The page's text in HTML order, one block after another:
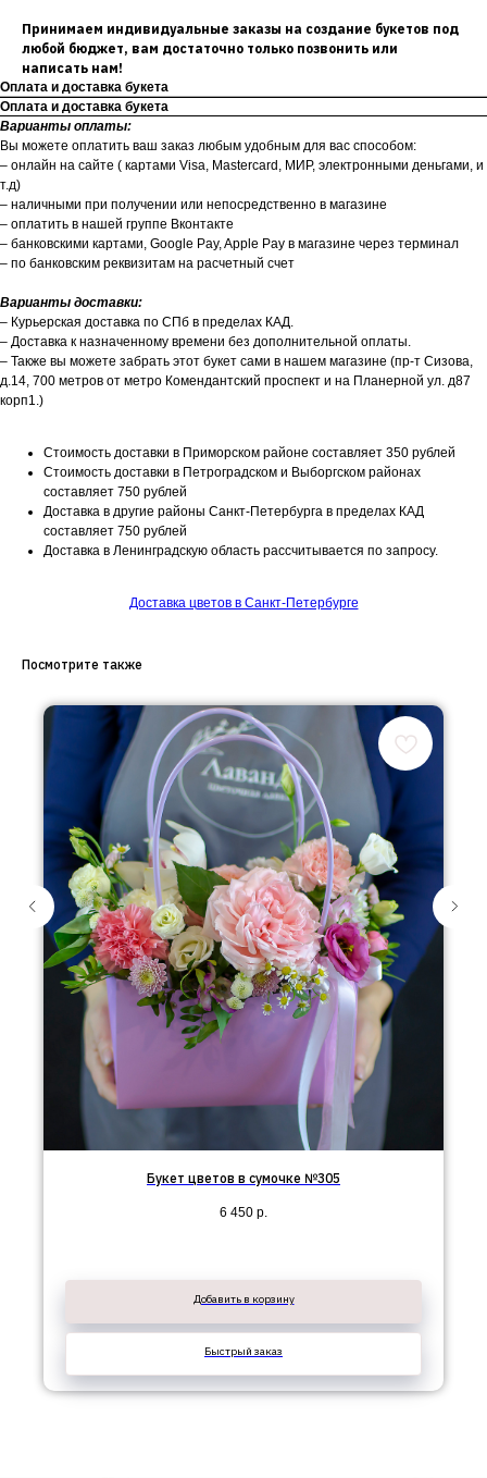
Принимаем индивидуальные заказы на создание букетов под
любой бюджет, вам достаточно только позвонить или
написать нам!
Оплата и доставка букета
Оплата и доставка букета
Варианты оплаты:
Вы можете оплатить ваш заказ любым удобным для вас способом:
– онлайн на сайте ( картами Visa, Mastercard, МИР, электронными деньгами, и
т.д)
– наличными при получении или непосредственно в магазине
– оплатить в нашей группе Вконтакте
– банковскими картами, Google Pay, Apple Pay в магазине через терминал
– по банковским реквизитам на расчетный счет
Варианты доставки:
– Курьерская доставка по СПб в пределах КАД.
– Доставка к назначенному времени без дополнительной оплаты.
– Также вы можете забрать этот букет сами в нашем магазине (пр-т Сизова,
д.14, 700 метров от метро Комендантский проспект и на Планерной ул. д87
корп1.)
Стоимость доставки в Приморском районе составляет 350 рублей
Стоимость доставки в Петроградском и Выборгском районах
составляет 750 рублей
Доставка в другие районы Санкт-Петербурга в пределах КАД
составляет 750 рублей
Доставка в Ленинградскую область рассчитывается по запросу.
Доставка цветов в Санкт-Петербурге
Посмотрите также
Букет цветов в сумочке №305
6 450 р.
Добавить в корзину
Быстрый заказ